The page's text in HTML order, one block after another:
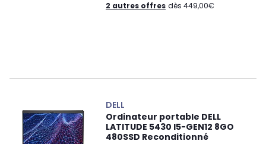
2 autres offres dès 449,00€
DELL
Ordinateur portable DELL
LATITUDE 5430 I5-GEN12 8GO
480SSD Reconditionné